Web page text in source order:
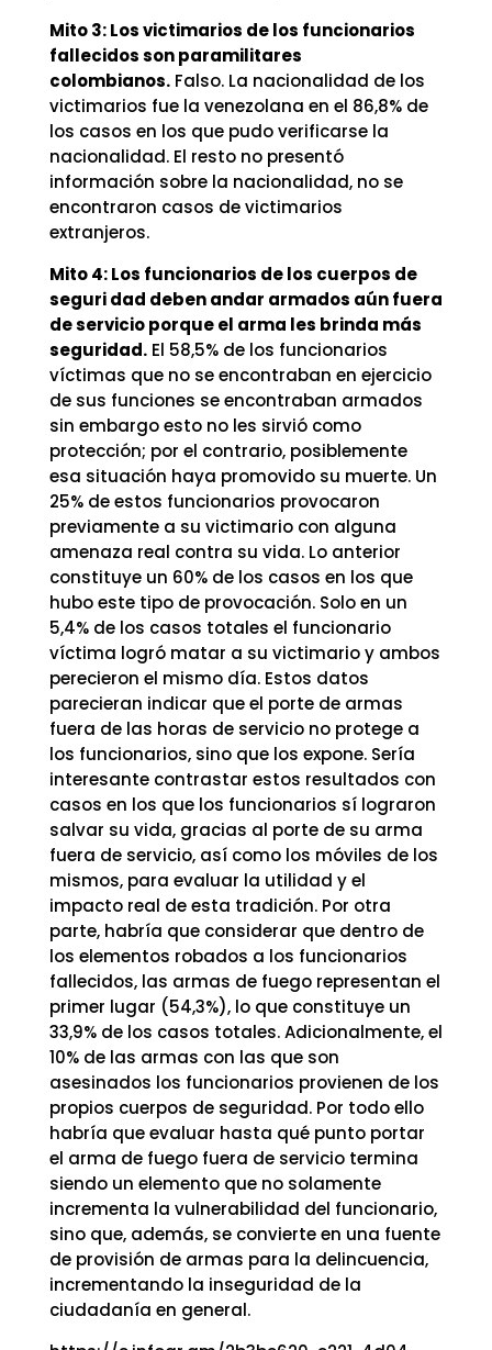
Mito 3: Los victimarios de los funcionarios
fallecidos son paramilitares
colombianos.Falso. La nacionalidad de los
victimarios fue la venezolana en el 86,8% de
los casos en los que pudo verificarse la
nacionalidad. El resto no presentó
información sobre la nacionalidad, no se
encontraron casos de victimarios
extranjeros.
Mito 4: Los funcionarios de los cuerpos de
seguri dad deben andar armados aún fuera
de servicio porque el arma les brinda más
seguridad.El 58,5% de los funcionarios
víctimas que no se encontraban en ejercicio
de sus funciones se encontraban armados
sin embargo esto no les sirvió como
protección; por el contrario, posiblemente
esa situación haya promovido su muerte. Un
25% de estos funcionarios provocaron
previamente a su victimario con alguna
amenaza real contra su vida. Lo anterior
constituye un 60% de los casos en los que
hubo este tipo de provocación. Solo en un
5,4% de los casos totales el funcionario
víctima logró matar a su victimario y ambos
perecieron el mismo día. Estos datos
parecieran indicar que el porte de armas
fuera de las horas de servicio no protege a
los funcionarios, sino que los expone. Sería
interesante contrastar estos resultados con
casos en los que los funcionarios sí lograron
salvar su vida, gracias al porte de su arma
fuera de servicio, así como los móviles de los
mismos, para evaluar la utilidad y el
impacto real de esta tradición. Por otra
parte, habría que considerar que dentro de
los elementos robados a los funcionarios
fallecidos, las armas de fuego representan el
primer lugar (54,3%), lo que constituye un
33,9% de los casos totales. Adicionalmente, el
10% de las armas con las que son
asesinados los funcionarios provienen de los
propios cuerpos de seguridad. Por todo ello
habría que evaluar hasta qué punto portar
el arma de fuego fuera de servicio termina
siendo un elemento que no solamente
incrementa la vulnerabilidad del funcionario,
sino que, además, se convierte en una fuente
de provisión de armas para la delincuencia,
incrementando la inseguridad de la
ciudadanía en general.